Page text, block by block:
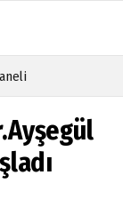
İletişim
Çerez
Politikası